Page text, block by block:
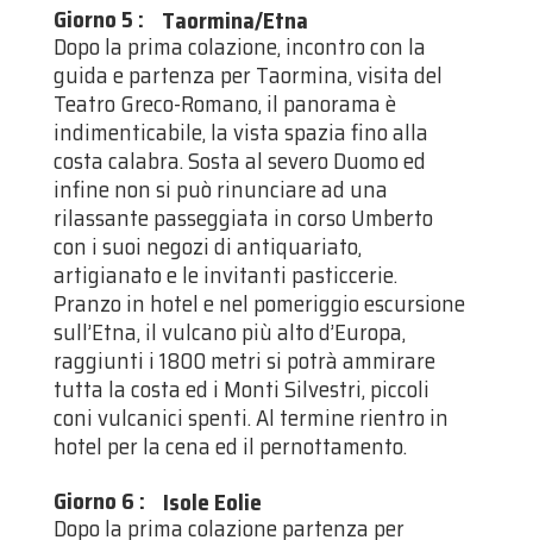
Giorno 5 : Taormina/Etna
Dopo la prima colazione, incontro con la
guida e partenza per Taormina, visita del
Teatro Greco-Romano, il panorama è
indimenticabile, la vista spazia fino alla
costa calabra. Sosta al severo Duomo ed
infine non si può rinunciare ad una
rilassante passeggiata in corso Umberto
con i suoi negozi di antiquariato,
artigianato e le invitanti pasticcerie.
Pranzo in hotel e nel pomeriggio escursione
sull’Etna, il vulcano più alto d’Europa,
raggiunti i 1800 metri si potrà ammirare
tutta la costa ed i Monti Silvestri, piccoli
coni vulcanici spenti. Al termine rientro in
hotel per la cena ed il pernottamento.
Giorno 6 : Isole Eolie
Dopo la prima colazione partenza per